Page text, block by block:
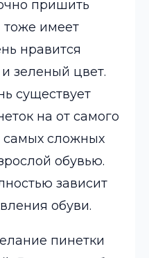
пришить
тоже имеет
нравится
зеленый цвет.
существует
на от самого
самых сложных
обувью.
зависит
обуви.
пинетки